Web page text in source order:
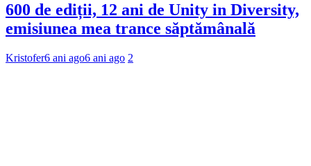
600 de ediții, 12 ani de Unity in Diversity,
emisiunea mea trance săptămânală
Kristofer6 ani ago6 ani ago 2